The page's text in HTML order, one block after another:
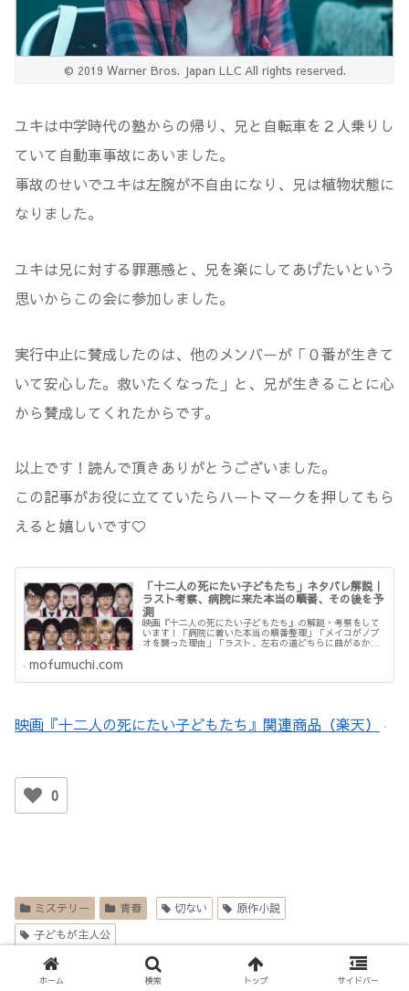
© 2019 Warner Bros. Japan LLC All rights reserved.
ユキは中学時代の塾からの帰り、兄と自転車を２人乗りし
ていて自動車事故にあいました。
事故のせいでユキは左腕が不自由になり、兄は植物状態に
なりました。
ユキは兄に対する罪悪感と、兄を楽にしてあげたいという
思いからこの会に参加しました。
実行中止に賛成したのは、他のメンバーが「０番が生きて
いて安心した。救いたくなった」と、兄が生きることに心
から賛成してくれたからです。
以上です！読んで頂きありがとうございました。
この記事がお役に立てていたらハートマークを押してもら
えると嬉しいです♡
「十二人の死にたい子どもたち」ネタバレ解説｜
ラスト考察、病院に来た本当の順番、その後を予
測
映画『十二人の死にたい子どもたち』の解説・考察をして
います！「病院に着いた本当の順番整理」「メイコがノブ
オを襲った理由」「ラスト、左右の道どちらに曲がるかで
mofumuchi.com
映画『十二人の死にたい子どもたち』関連商品（楽天）
0
ミステリー 青春 切ない
原作小説
子どもが主人公
＼シェア大歓迎／
ホーム 検索 トップ サイドバー